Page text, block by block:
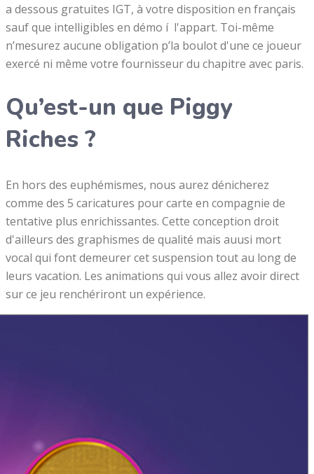
a dessous gratuites IGT, à votre disposition en français
sauf que intelligibles en démo í l'appart. Toi-même
n’mesurez aucune obligation p’la boulot d'une ce joueur
exercé ni même votre fournisseur du chapitre avec paris.
Qu’est-un que Piggy
Riches ?
En hors des euphémismes, nous aurez dénicherez
comme des 5 caricatures pour carte en compagnie de
tentative plus enrichissantes. Cette conception droit
d'ailleurs des graphismes de qualité mais auusi mort
vocal qui font demeurer cet suspension tout au long de
leurs vacation. Les animations qui vous allez avoir direct
sur ce jeu renchériront un expérience.